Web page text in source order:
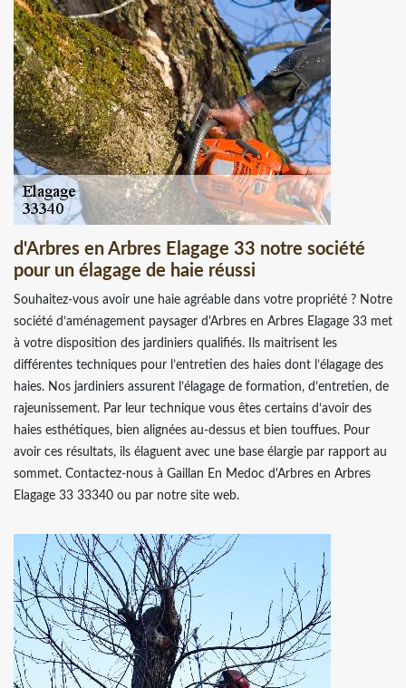
d'Arbres en Arbres Elagage 33 notre société
pour un élagage de haie réussi
Souhaitez-vous avoir une haie agréable dans votre propriété ? Notre
société d’aménagement paysager d'Arbres en Arbres Elagage 33 met
à votre disposition des jardiniers qualifiés. Ils maitrisent les
différentes techniques pour l’entretien des haies dont l’élagage des
haies. Nos jardiniers assurent l’élagage de formation, d’entretien, de
rajeunissement. Par leur technique vous êtes certains d’avoir des
haies esthétiques, bien alignées au-dessus et bien touffues. Pour
avoir ces résultats, ils élaguent avec une base élargie par rapport au
sommet. Contactez-nous à Gaillan En Medoc d'Arbres en Arbres
Elagage 33 33340 ou par notre site web.